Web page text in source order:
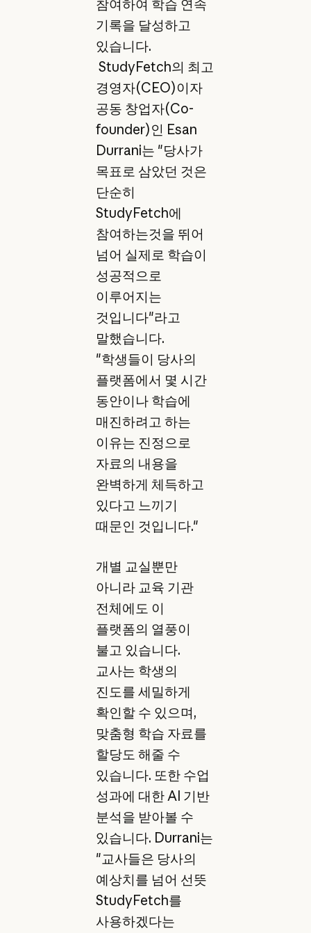
참여하여 학습 연속
기록을 달성하고
있습니다.
StudyFetch의 최고
경영자(CEO)이자
공동 창업자(Co-
founder)인 Esan
Durrani는 "당사가
목표로 삼았던 것은
단순히
StudyFetch에
참여하는것을 뛰어
넘어 실제로 학습이
성공적으로
이루어지는
것입니다"라고
말했습니다.
"학생들이 당사의
플랫폼에서 몇 시간
동안이나 학습에
매진하려고 하는
이유는 진정으로
자료의 내용을
완벽하게 체득하고
있다고 느끼기
때문인 것입니다."
개별 교실뿐만
아니라 교육 기관
전체에도 이
플랫폼의 열풍이
불고 있습니다.
교사는 학생의
진도를 세밀하게
확인할 수 있으며,
맞춤형 학습 자료를
할당도 해줄 수
있습니다. 또한 수업
성과에 대한 AI 기반
분석을 받아볼 수
있습니다. Durrani는
"교사들은 당사의
예상치를 넘어 선뜻
StudyFetch를
사용하겠다는